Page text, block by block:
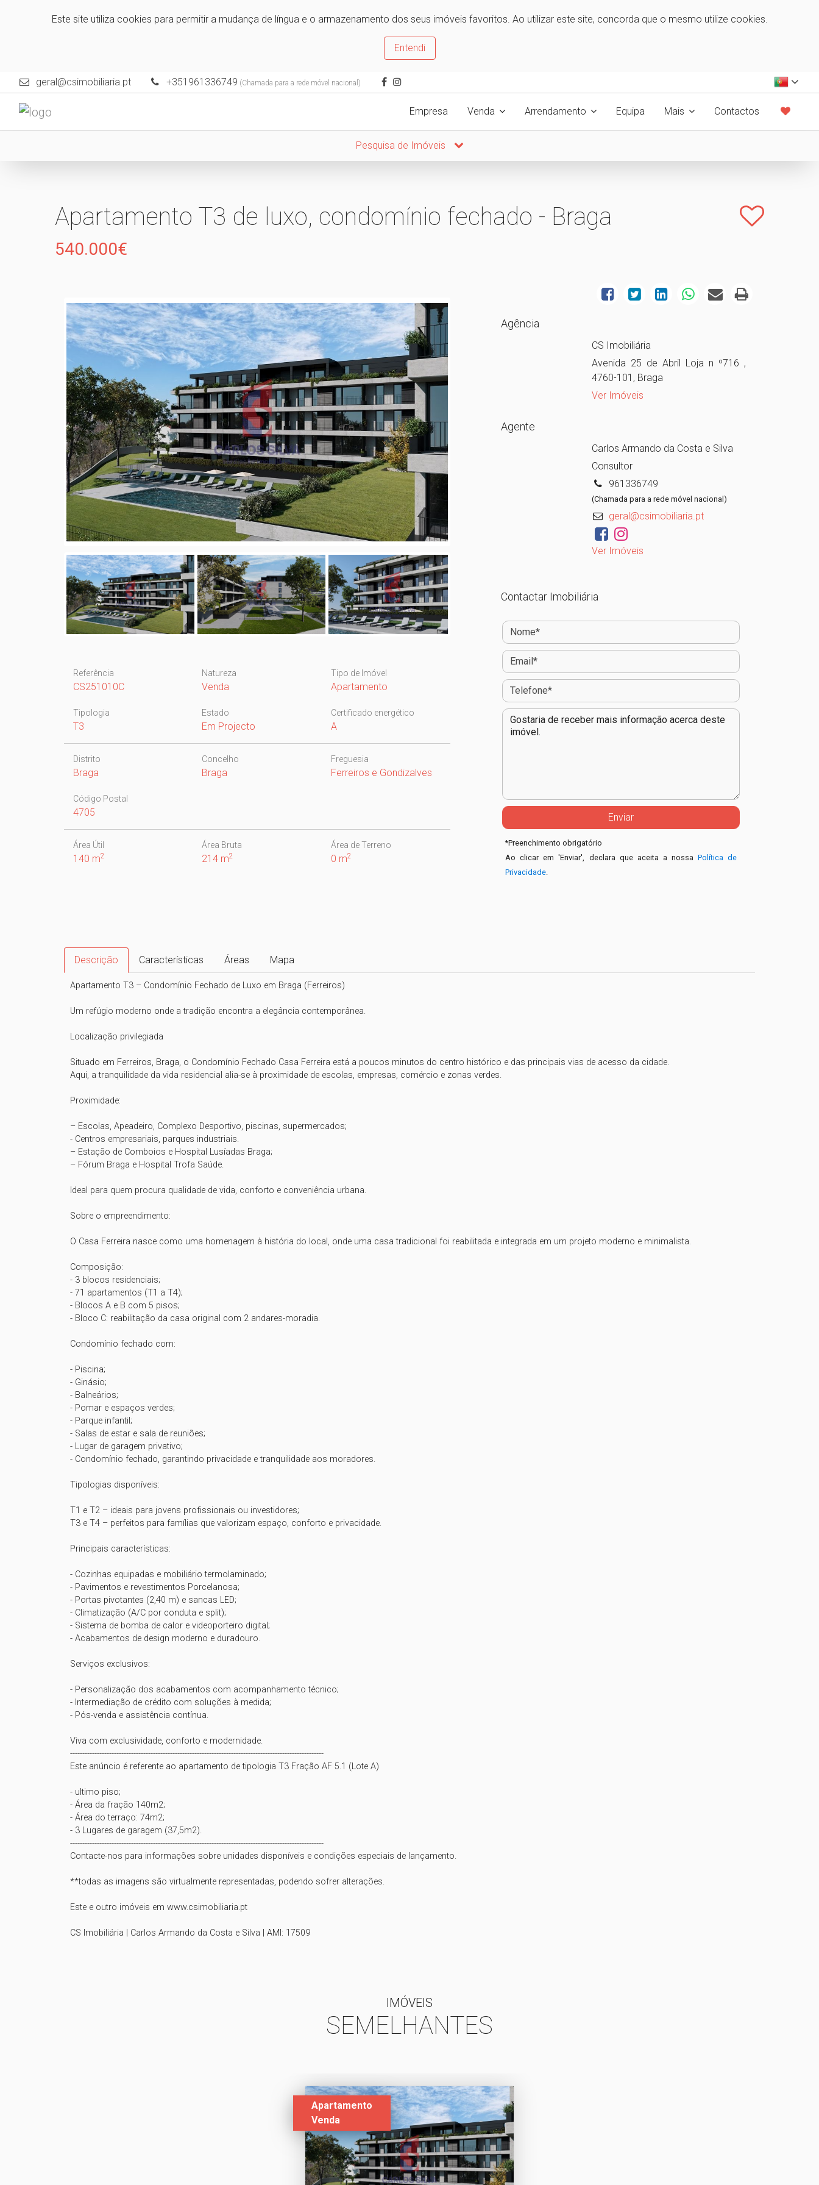
Este site utiliza cookies para permitir a mudança de língua e o armazenamento dos seus imóveis favoritos. Ao utilizar este site, concorda que o mesmo utilize cookies.
Entendi
geral@csimobiliaria.pt +351961336749 (Chamada para a rede móvel nacional)
Empresa Venda Arrendamento Equipa Mais Contactos
Pesquisa de Imóveis
Apartamento T3 de luxo, condomínio fechado - Braga
540.000€
Referência
CS251010C
Natureza
Venda
Tipo de Imóvel
Apartamento
Tipologia
T3
Estado
Em Projecto
Certificado energético
A
Distrito
Braga
Concelho
Braga
Freguesia
Ferreiros e Gondizalves
Código Postal
4705
Área Útil
140 m2
Área Bruta
214 m2
Área de Terreno
0 m2
Agência
CS Imobiliária
Avenida 25 de Abril Loja n º716 ,
4760-101, Braga
Ver Imóveis
Agente
Carlos Armando da Costa e Silva
Consultor
961336749
(Chamada para a rede móvel nacional)
geral@csimobiliaria.pt
Ver Imóveis
Contactar Imobiliária
*Preenchimento obrigatório
Ao clicar em 'Enviar', declara que aceita a nossaPolítica de
Privacidade.
Descrição Características Áreas Mapa
Apartamento T3 – Condomínio Fechado de Luxo em Braga (Ferreiros)
Um refúgio moderno onde a tradição encontra a elegância contemporânea.
Localização privilegiada
Situado em Ferreiros, Braga, o Condomínio Fechado Casa Ferreira está a poucos minutos do centro histórico e das principais vias de acesso da cidade.
Aqui, a tranquilidade da vida residencial alia-se à proximidade de escolas, empresas, comércio e zonas verdes.
Proximidade:
– Escolas, Apeadeiro, Complexo Desportivo, piscinas, supermercados;
- Centros empresariais, parques industriais.
– Estação de Comboios e Hospital Lusíadas Braga;
– Fórum Braga e Hospital Trofa Saúde.
Ideal para quem procura qualidade de vida, conforto e conveniência urbana.
Sobre o empreendimento:
O Casa Ferreira nasce como uma homenagem à história do local, onde uma casa tradicional foi reabilitada e integrada em um projeto moderno e minimalista.
Composição:
- 3 blocos residenciais;
- 71 apartamentos (T1 a T4);
- Blocos A e B com 5 pisos;
- Bloco C: reabilitação da casa original com 2 andares-moradia.
Condomínio fechado com:
- Piscina;
- Ginásio;
- Balneários;
- Pomar e espaços verdes;
- Parque infantil;
- Salas de estar e sala de reuniões;
- Lugar de garagem privativo;
- Condomínio fechado, garantindo privacidade e tranquilidade aos moradores.
Tipologias disponíveis:
T1 e T2 – ideais para jovens profissionais ou investidores;
T3 e T4 – perfeitos para famílias que valorizam espaço, conforto e privacidade.
Principais características:
- Cozinhas equipadas e mobiliário termolaminado;
- Pavimentos e revestimentos Porcelanosa;
- Portas pivotantes (2,40 m) e sancas LED;
- Climatização (A/C por conduta e split);
- Sistema de bomba de calor e videoporteiro digital;
- Acabamentos de design moderno e duradouro.
Serviços exclusivos:
- Personalização dos acabamentos com acompanhamento técnico;
- Intermediação de crédito com soluções à medida;
- Pós-venda e assistência contínua.
Viva com exclusividade, conforto e modernidade.
--------------------------------------------------------------------------------------------------------
Este anúncio é referente ao apartamento de tipologia T3 Fração AF 5.1 (Lote A)
- ultimo piso;
- Área da fração 140m2;
- Área do terraço: 74m2;
- 3 Lugares de garagem (37,5m2).
--------------------------------------------------------------------------------------------------------
Contacte-nos para informações sobre unidades disponíveis e condições especiais de lançamento.
**todas as imagens são virtualmente representadas, podendo sofrer alterações.
Este e outro imóveis em www.csimobiliaria.pt
CS Imobiliária | Carlos Armando da Costa e Silva | AMI: 17509
IMÓVEIS
SEMELHANTES
Apartamento
Venda